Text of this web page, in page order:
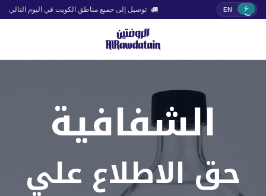
توصيل إلى جميع مناطق الكويت في اليوم التالي ع EN
الشفافية
حق الاطلاع علي